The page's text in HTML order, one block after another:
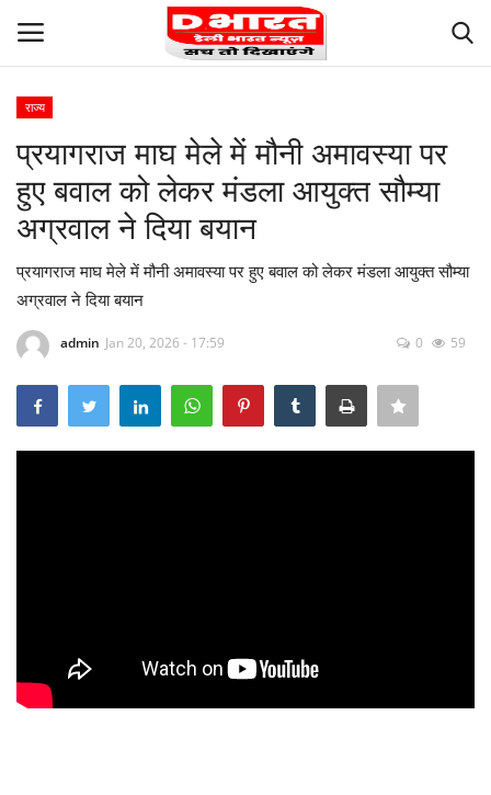
Privacy
Our Team
Contact us
Careers
Terms and Conditions
धर्म-आस्था
राज्य
प्रयागराज माघ मेले में मौनी अमावस्या पर
हुए बवाल को लेकर मंडला आयुक्त सौम्या
अग्रवाल ने दिया बयान
प्रयागराज माघ मेले में मौनी अमावस्या पर हुए बवाल को लेकर मंडला आयुक्त सौम्या
अग्रवाल ने दिया बयान
admin Jan 20, 2026 - 17:59 0 59